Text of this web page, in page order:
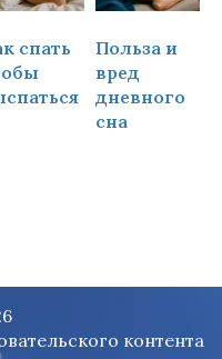
спать
Польза и
вред
дневного
сна
контента